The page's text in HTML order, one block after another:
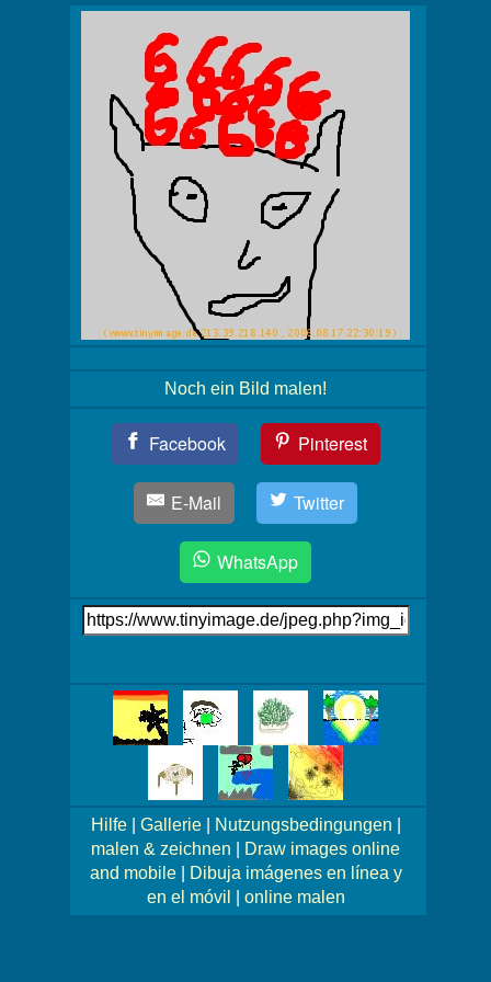
Noch ein Bild malen!
Facebook Pinterest
E-Mail Twitter
WhatsApp
Link
auf's
Mehr
Bilder!
Hilfe| Gallerie| Nutzungsbedingungen
malen & zeichnen
Draw images online
and mobile|
Dibuja imágenes en línea y
en el móvil
online malen